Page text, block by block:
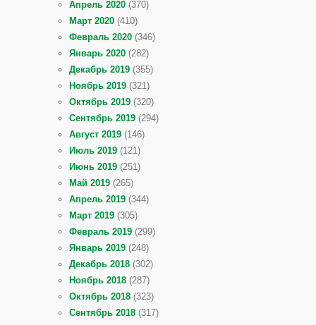
Апрель 2020 (370)
Март 2020 (410)
Февраль 2020 (346)
Январь 2020 (282)
Декабрь 2019 (355)
Ноябрь 2019 (321)
Октябрь 2019 (320)
Сентябрь 2019 (294)
Август 2019 (146)
Июль 2019 (121)
Июнь 2019 (251)
Май 2019 (265)
Апрель 2019 (344)
Март 2019 (305)
Февраль 2019 (299)
Январь 2019 (248)
Декабрь 2018 (302)
Ноябрь 2018 (287)
Октябрь 2018 (323)
Сентябрь 2018 (317)